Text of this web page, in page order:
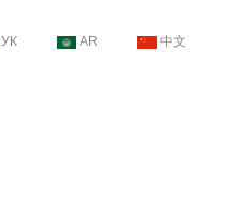
УК AR 中文